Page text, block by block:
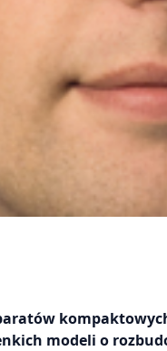
modeli o